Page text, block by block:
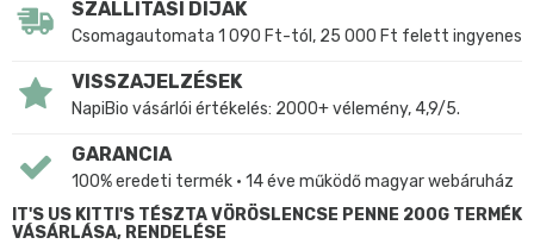
SZÁLLÍTÁSI DÍJAK
Csomagautomata 1 090 Ft-tól, 25 000 Ft felett ingyenes
VISSZAJELZÉSEK
NapiBio vásárlói értékelés: 2000+ vélemény, 4,9/5.
GARANCIA
100% eredeti termék • 14 éve működő magyar webáruház
IT'S US KITTI'S TÉSZTA VÖRÖSLENCSE PENNE 200G TERMÉK
VÁSÁRLÁSA, RENDELÉSE